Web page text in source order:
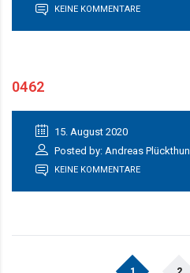
KEINE KOMMENTARE
0462
15. August 2020
Posted by: Andreas Plückthun
KEINE KOMMENTARE